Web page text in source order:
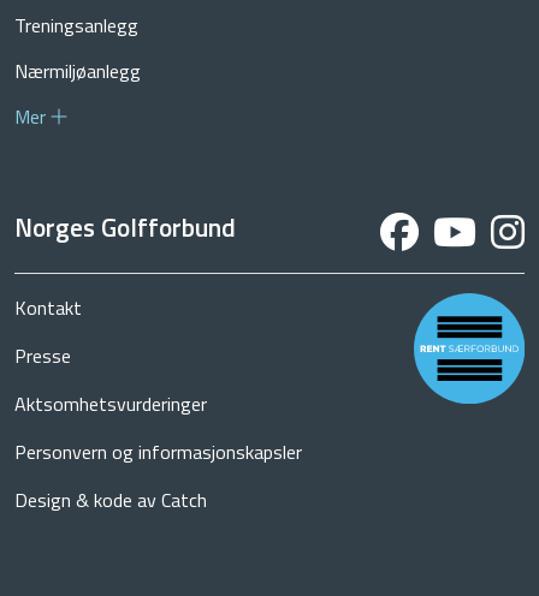
Treningsanlegg
Nærmiljøanlegg
Mer
Norges Golfforbund
Kontakt
Presse
Aktsomhetsvurderinger
Personvern og informasjonskapsler
Design & kode av Catch